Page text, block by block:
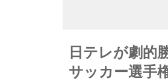
日テレが劇的
サッカー選手